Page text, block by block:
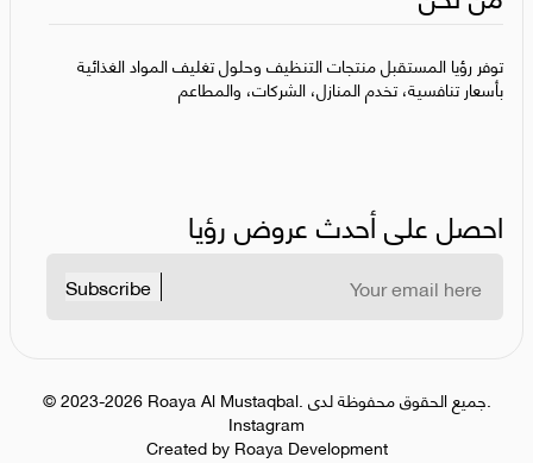
توفر رؤيا المستقبل منتجات التنظيف وحلول تغليف المواد الغذائية
بأسعار تنافسية، تخدم المنازل، الشركات، والمطاعم
احصل على أحدث عروض رؤيا
Subscribe
©2023-2026 Roaya Al Mustaqbal.
جميع الحقوق محفوظة لدى.
Instagram
Created by Roaya Development